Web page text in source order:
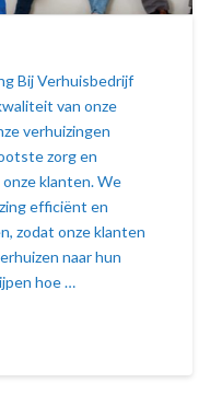
Bij Verhuisbedrijf
van onze
verhuizingen
zorg en
klanten. We
efficiënt en
zodat onze klanten
naar hun
hoe …